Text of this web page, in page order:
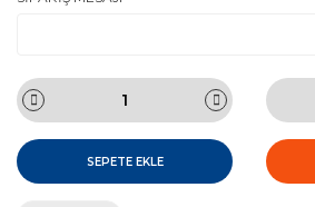
SEPETE EKLE